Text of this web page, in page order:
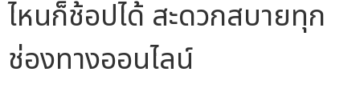
ไหนก็ช้อปได้ สะดวกสบายทุก
ช่องทางออนไลน์